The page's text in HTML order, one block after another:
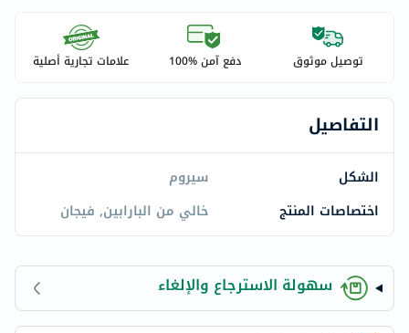
توصيل موثوق دفع آمن %100 علامات تجارية أصلية
التفاصيل
الشكل
سيروم
اختصاصات المنتج
خالي من البارابين, فيجان
سهولة الاسترجاع والإلغاء